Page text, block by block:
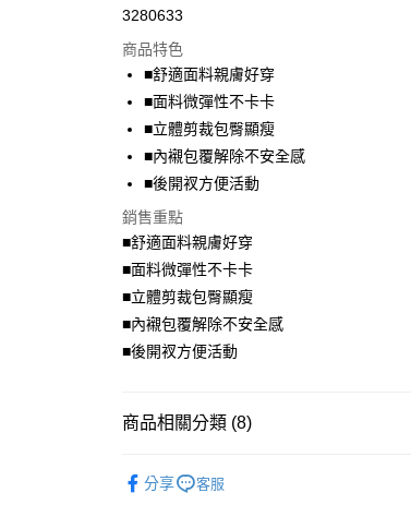
LINE Pay
Apple Pay
街口支付
悠遊付
Google Pay
全盈+PAY
大哥付你分期
相關說明
【大哥付你分期使用說明】
流程，驗證手機門號後，選擇欲分期的期數、繳
完成交易。
4.訂單成立30分鐘內，如未前往確認交易或遇審
消。如遇「轉專審核」未通過狀況，表示未達大
【關於「AFTEE先享後付」】
１．簡單：不需註冊會員、不需綁卡、不需儲值。
ATM付款
3280633
商品特色
■舒適面料親膚好穿
■面料微彈性不卡卡
■立體剪裁包臀顯瘦
■內襯包覆解除不安全感
■後開衩方便活動
銷售重點
■舒適面料親膚好穿
■面料微彈性不卡卡
■立體剪裁包臀顯瘦
■內襯包覆解除不安全感
■後開衩方便活動
商品相關分類 (8)
分享 客服